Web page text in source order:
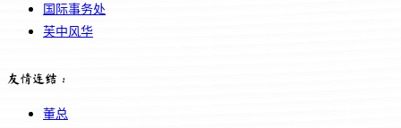
国际事务处
芙中风华
友情连结：
董总